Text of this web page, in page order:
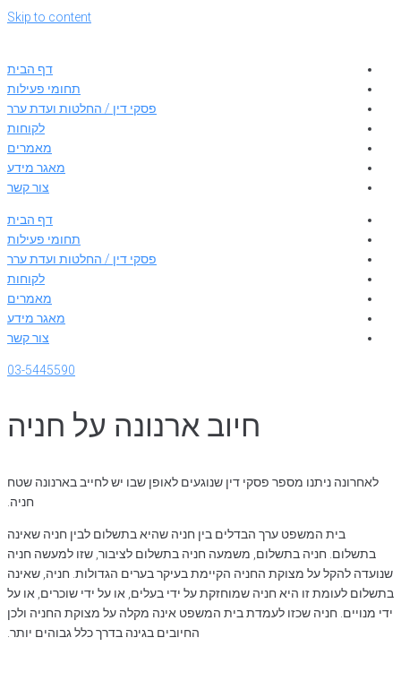
Skip to content
דף הבית
תחומי פעילות
פסקי דין / החלטות ועדת ערר
לקוחות
מאמרים
מאגר מידע
צור קשר
דף הבית
תחומי פעילות
פסקי דין / החלטות ועדת ערר
לקוחות
מאמרים
מאגר מידע
צור קשר
03-5445590
חיוב ארנונה על חניה
לאחרונה ניתנו מספר פסקי דין שנוגעים לאופן שבו יש לחייב בארנונה שטח
חניה.
בית המשפט ערך הבדלים בין חניה שהיא בתשלום לבין חניה שאינה
בתשלום. חניה בתשלום, משמעה חניה בתשלום לציבור, שזו למעשה חניה
שנועדה להקל על מצוקת החניה הקיימת בעיקר בערים הגדולות. חניה, שאינה
בתשלום לעומת זו היא חניה שמוחזקת על ידי בעלים, או על ידי שוכרים, או על
ידי מנויים. חניה שכזו לעמדת בית המשפט אינה מקלה על מצוקת החניה ולכן
החיובים בגינה בדרך כלל גבוהים יותר.